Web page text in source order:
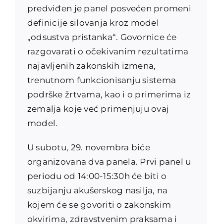
predviđen je panel posvećen promeni
definicije silovanja kroz model
„odsustva pristanka“. Govornice će
razgovarati o očekivanim rezultatima
najavljenih zakonskih izmena,
trenutnom funkcionisanju sistema
podrške žrtvama, kao i o primerima iz
zemalja koje već primenjuju ovaj
model.
U subotu, 29. novembra biće
organizovana dva panela. Prvi panel u
periodu od 14:00-15:30h će biti o
suzbijanju akušerskog nasilja, na
kojem će se govoriti o zakonskim
okvirima, zdravstvenim praksama i